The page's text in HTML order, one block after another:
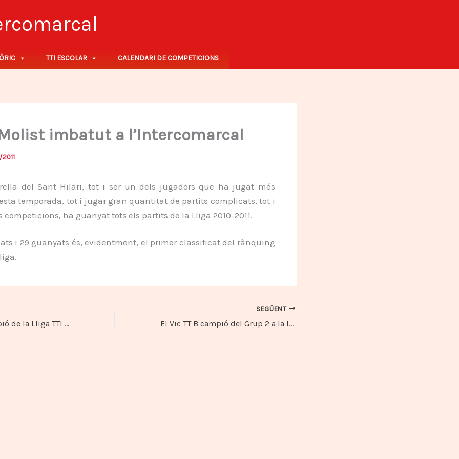
TTI ESCOLAR CALENDARI DE COMPETICIONS
imbatut a l’Intercomarcal
del Sant Hilari, tot i ser un dels jugadors que ha jugat més
temporada, tot i jugar gran quantitat de partits complicats, tot i
competicions, ha guanyat tots els partits de la Lliga 2010-2011.
i 29 guanyats és, evidentment, el primer classificat del rànquing
TT Borgonyà campió de la Lliga TTI 2010/2011
SEGÜENT
El Vic TT B campió del Grup 2 a la lliga TTI 2010/2011